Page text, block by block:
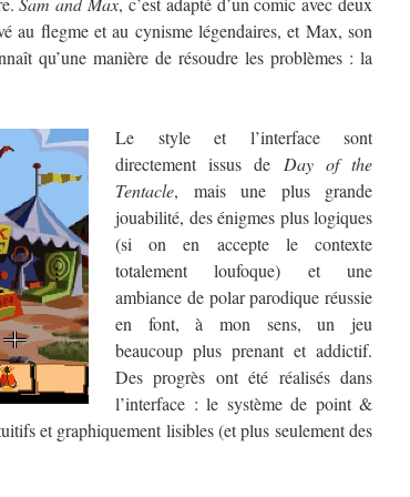
au flegme et au cynisme légendaires, et Max, son
qu’une manière de résoudre les problèmes : la
Le style et l’interface sont
directement issus de Day of the
Tentacle, mais une plus grande
jouabilité, des énigmes plus logiques
(si on en accepte le contexte
totalement loufoque) et une
ambiance de polar parodique réussie
en font, à mon sens, un jeu
beaucoup plus prenant et addictif.
Des progrès ont été réalisés dans
l’interface : le système de point &
et graphiquement lisibles (et plus seulement des